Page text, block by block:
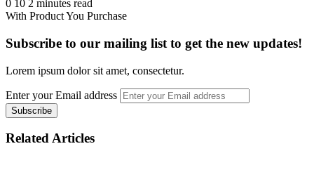
0 10 2 minutes read
With Product You Purchase
Subscribe to our mailing list to get the new updates!
Lorem ipsum dolor sit amet, consectetur.
Enter your Email address
Related Articles